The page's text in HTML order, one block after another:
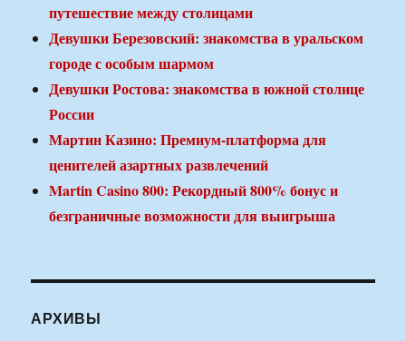
путешествие между столицами
Девушки Березовский: знакомства в уральском
городе с особым шармом
Девушки Ростова: знакомства в южной столице
России
Мартин Казино: Премиум-платформа для
ценителей азартных развлечений
Martin Casino 800: Рекордный 800% бонус и
безграничные возможности для выигрыша
АРХИВЫ